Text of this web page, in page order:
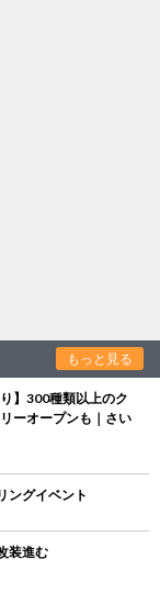
もっと見る
】300種類以上のク
ーオープンも｜さい
ングイベント
装進む